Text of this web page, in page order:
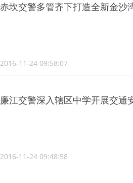
赤坎交警多管齐下打造全新金沙
2016-11-24 09:58:07
廉江交警深入辖区中学开展交通
2016-11-24 09:48:58